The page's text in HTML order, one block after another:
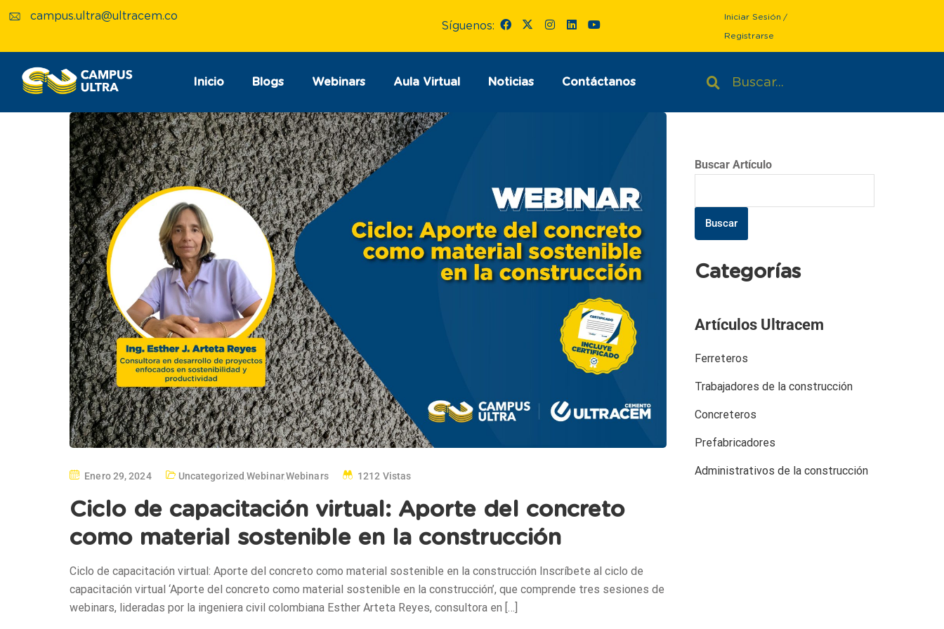
campus.ultra@ultracem.co
Síguenos:
Iniciar Sesión /
Registrarse
Inicio Blogs Webinars Aula Virtual Noticias Contáctanos
Enero 29, 2024 Uncategorized ,Webinar,Webinars 1212 Vistas
Ciclo de capacitación virtual: Aporte del concreto
como material sostenible en la construcción
Ciclo de capacitación virtual: Aporte del concreto como material sostenible en la construcción Inscríbete al ciclo de
capacitación virtual ‘Aporte del concreto como material sostenible en la construcción’, que comprende tres sesiones de
webinars, lideradas por la ingeniera civil colombiana Esther Arteta Reyes, consultora en […]
Buscar Artículo
Buscar
Categorías
Artículos Ultracem
Ferreteros
Trabajadores de la construcción
Concreteros
Prefabricadores
Administrativos de la construcción